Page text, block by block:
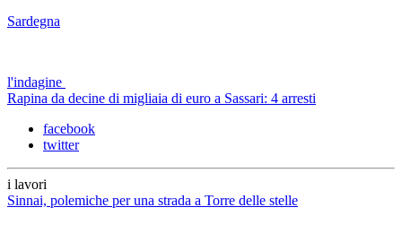
Sardegna
l'indagine
Rapina da decine di migliaia di euro a Sassari: 4 arresti
facebook
twitter
i lavori
Sinnai, polemiche per una strada a Torre delle stelle